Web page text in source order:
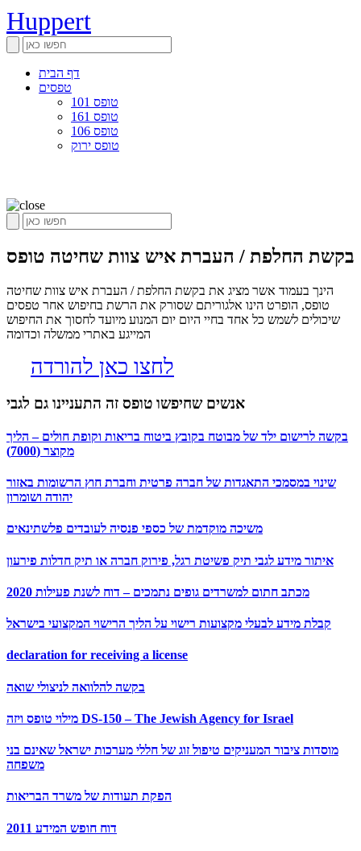
Huppert
דף הבית
טפסים
טופס 101
טופס 161
טופס 106
טופס ירוק
בקשת החלפת / העברת איש צוות שחיטה טופס
הינך בעמוד אשר מציג את בקשת החלפת / העברת איש צוות שחיטה
טופס, הופרט הינו אלגוריתם שסורק את הרשת בחיפוש אחר טפסים
שיכולים לשמש כל אחד בחיי היום יום המנוע מיועד לחסוך את החיפוש
המייגע באתרי ממשלה וכדומה
לחצו כאן להורדה
אנשים שחיפשו טופס זה התעניינו גם לגבי
בקשה לרישום ילד של מבוטח בקובץ ביטוח בריאות וקופת חולים – הליך
מקוצר (7000)
שינוי במסמכי התאגדות של חברה פרטית וחברת חוץ הרשומות באזור
יהודה ושומרון
משיכה מוקדמת של כספי פנסיה לעובדים פלשתינאים
איתור מידע לגבי תיק פשיטת רגל, פירוק חברה או תיק חדלות פירעון
מכתב חתום למשרדים גופים נתמכים – דוח לשנת פעילות 2020
קבלת מידע לבעלי מקצועות רישוי על הליך הרישוי המקצועי בישראל
declaration for receiving a license
בקשה להלוואה לניצולי שואה
מילוי טופס ויזה DS-150 – The Jewish Agency for Israel
מוסדות ציבור המעניקים טיפול זוג של חללי מערכות ישראל שאינם בני
משפחה
הפקת תעודות של משרד הבריאות
דוח חופש המידע 2011